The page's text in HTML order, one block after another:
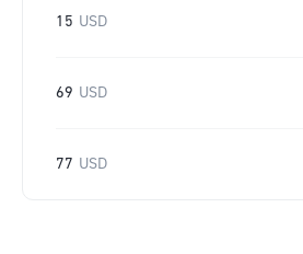
15 USD
69 USD
77 USD